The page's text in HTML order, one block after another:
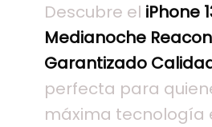
Descubre el iPhone
Medianoche
Garantizado
perfecta para
máxima tecnología